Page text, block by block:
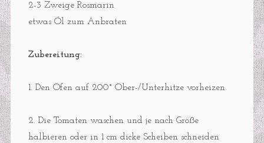
2-3 Zweige Rosmarin
etwas Öl zum Anbraten
Zubereitung:
1. Den Ofen auf 200° Ober-/Unterhitze vorheizen.
2. Die Tomaten waschen und je nach Größe
halbieren oder in 1 cm dicke Scheiben schneiden